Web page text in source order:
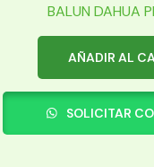
BALUN DAHUA
AÑADIR AL
SOLICITAR